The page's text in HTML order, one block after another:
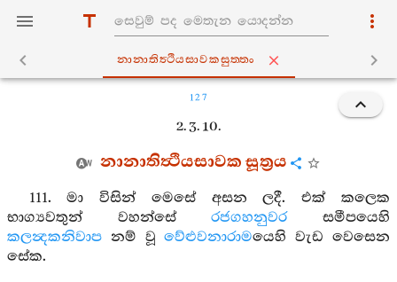
නානාතිත්‍ථියසාවකසුත‍්තං
127
2. 3. 10.
නානාතිත්‍ථියසාවක සූත්‍රය
111. මා විසින් මෙසේ අසන ලදී. එක් කලෙක
භාග්‍යවතුන් වහන්සේරජගහනුවරසමීපයෙහි
කලන්‍දකනිවාප නම් වූවේළුවනාරාමයෙහි වැඩ වෙසෙන
සේක.